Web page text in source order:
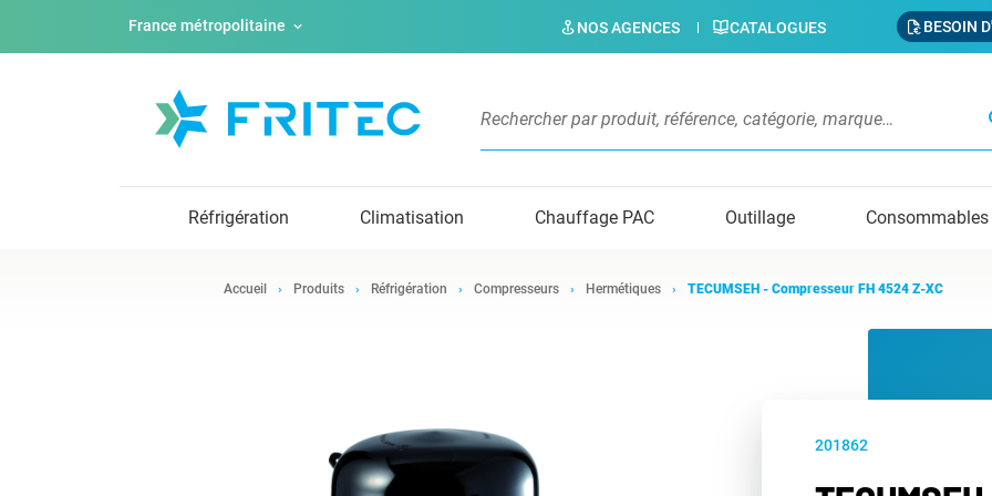
France métropolitaine NOS AGENCES CATALOGUES BESOIN
Réfrigération Climatisation Chauffage PAC Outillage Consommables
Accueil Produits Réfrigération Compresseurs Hermétiques TECUMSEH - Compresseur FH 4524 Z-XC
201862